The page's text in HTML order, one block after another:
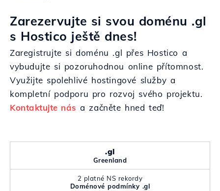
Zarezervujte si svou doménu .gl
s Hostico ještě dnes!
Zaregistrujte si doménu .gl přes Hostico a
vybudujte si pozoruhodnou online přítomnost.
Využijte spolehlivé hostingové služby a
kompletní podporu pro rozvoj svého projektu.
Kontaktujte nás a začněte hned teď!
.gl
Greenland
2 platné NS rekordy
Doménové podmínky .gl